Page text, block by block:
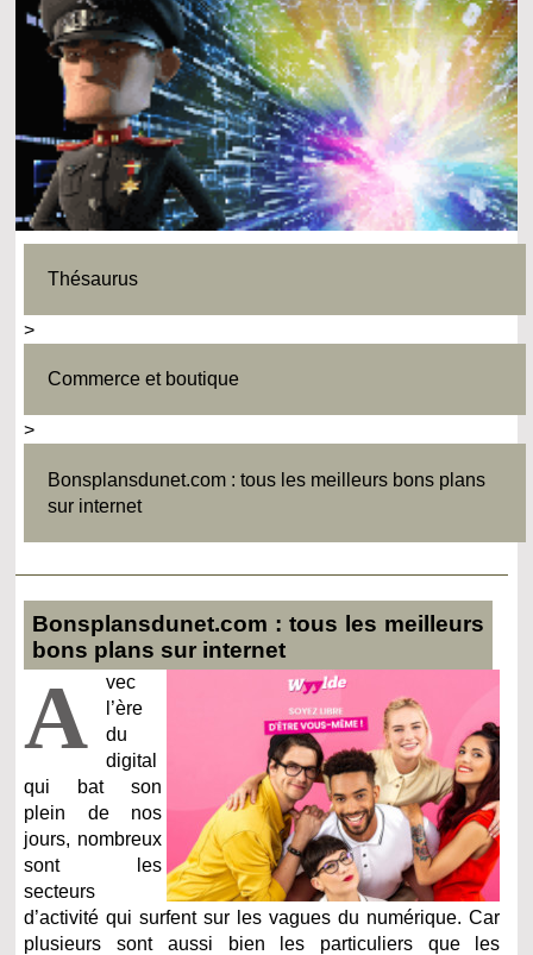
Thésaurus
>
Commerce et boutique
>
Bonsplansdunet.com : tous les meilleurs bons plans
sur internet
Bonsplansdunet.com : tous les meilleurs
bons plans sur internet
A
vec
l’ère
du
digital
qui bat son
plein de nos
jours, nombreux
sont les
secteurs
d’activité qui surfent sur les vagues du numérique. Car
plusieurs sont aussi bien les particuliers que les